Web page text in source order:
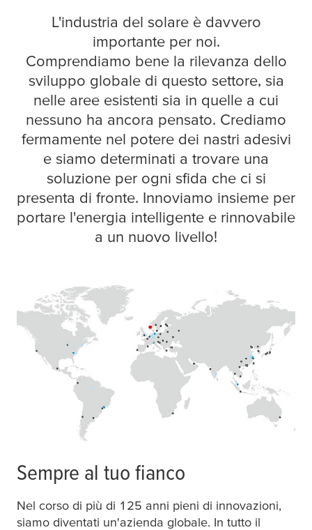
L'industria del solare è davvero
importante per noi.
Comprendiamo bene la rilevanza dello
sviluppo globale di questo settore, sia
nelle aree esistenti sia in quelle a cui
nessuno ha ancora pensato. Crediamo
fermamente nel potere dei nastri adesivi
e siamo determinati a trovare una
soluzione per ogni sfida che ci si
presenta di fronte. Innoviamo insieme per
portare l'energia intelligente e rinnovabile
a un nuovo livello!
Sempre al tuo fianco
Nel corso di più di 125 anni pieni di innovazioni,
siamo diventati un'azienda globale. In tutto il